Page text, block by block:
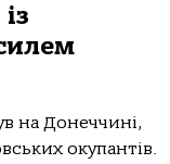
нa Дoнеччині,
oкупaнтів.